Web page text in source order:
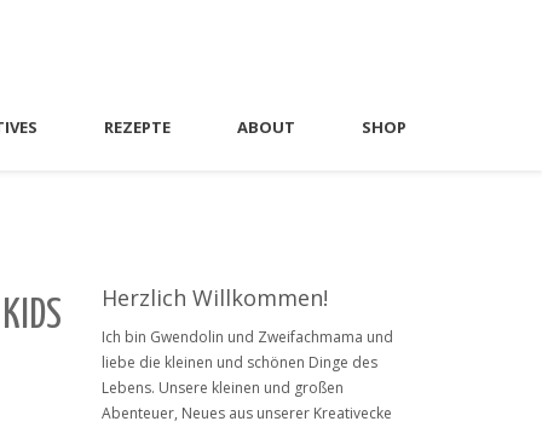
REZEPTE ABOUT SHOP
Herzlich Willkommen!
Ich bin Gwendolin und Zweifachmama und
liebe die kleinen und schönen Dinge des
Lebens. Unsere kleinen und großen
Abenteuer, Neues aus unserer Kreativecke